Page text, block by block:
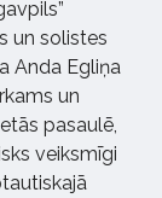
un solistes
Anda Egliņa
un
pasaulē,
veiksmīgi